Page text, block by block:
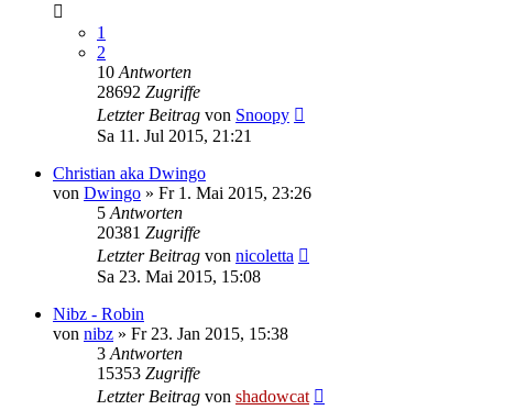
1
2
10 Antworten
28692 Zugriffe
Letzter Beitrag von Snoopy
Sa 11. Jul 2015, 21:21
Christian aka Dwingo
von Dwingo » Fr 1. Mai 2015, 23:26
5 Antworten
20381 Zugriffe
Letzter Beitrag von nicoletta
Sa 23. Mai 2015, 15:08
Nibz - Robin
von nibz » Fr 23. Jan 2015, 15:38
3 Antworten
15353 Zugriffe
Letzter Beitrag von shadowcat